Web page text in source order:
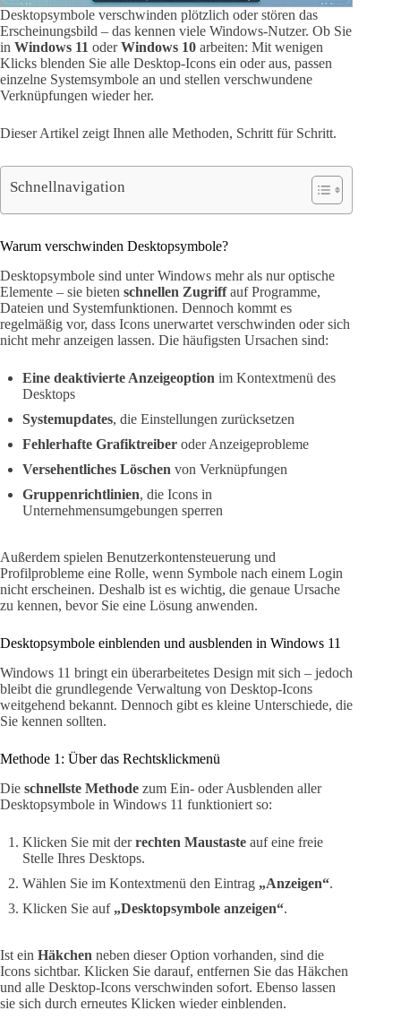
Desktopsymbole verschwinden plötzlich oder stören das
Erscheinungsbild – das kennen viele Windows-Nutzer. Ob Sie
in Windows 11 oderWindows 10 arbeiten: Mit wenigen
Klicks blenden Sie alle Desktop-Icons ein oder aus, passen
einzelne Systemsymbole an und stellen verschwundene
Verknüpfungen wieder her.
Dieser Artikel zeigt Ihnen alle Methoden, Schritt für Schritt.
Schnellnavigation
Warum verschwinden Desktopsymbole?
Desktopsymbole sind unter Windows mehr als nur optische
Elemente – sie bieten schnellen Zugriffauf Programme,
Dateien und Systemfunktionen. Dennoch kommt es
regelmäßig vor, dass Icons unerwartet verschwinden oder sich
nicht mehr anzeigen lassen. Die häufigsten Ursachen sind:
Eine deaktivierte Anzeigeoption im Kontextmenü des
Desktops
Systemupdates, die Einstellungen zurücksetzen
Fehlerhafte Grafiktreiber oder Anzeigeprobleme
Versehentliches Löschen von Verknüpfungen
Gruppenrichtlinien, die Icons in
Unternehmensumgebungen sperren
Außerdem spielen Benutzerkontensteuerung und
Profilprobleme eine Rolle, wenn Symbole nach einem Login
nicht erscheinen. Deshalb ist es wichtig, die genaue Ursache
zu kennen, bevor Sie eine Lösung anwenden.
Desktopsymbole einblenden und ausblenden in Windows 11
Windows 11 bringt ein überarbeitetes Design mit sich – jedoch
bleibt die grundlegende Verwaltung von Desktop-Icons
weitgehend bekannt. Dennoch gibt es kleine Unterschiede, die
Sie kennen sollten.
Methode 1: Über das Rechtsklickmenü
Die schnellste Methode zum Ein- oder Ausblenden aller
Desktopsymbole in Windows 11 funktioniert so:
Klicken Sie mit derrechten Maustaste auf eine freie
Stelle Ihres Desktops.
Wählen Sie im Kontextmenü den Eintrag „Anzeigen“.
Klicken Sie auf „Desktopsymbole anzeigen“.
Ist ein Häkchen neben dieser Option vorhanden, sind die
Icons sichtbar. Klicken Sie darauf, entfernen Sie das Häkchen
und alle Desktop-Icons verschwinden sofort. Ebenso lassen
sie sich durch erneutes Klicken wieder einblenden.